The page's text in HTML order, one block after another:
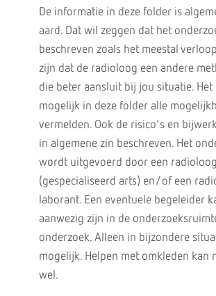
De informatie in deze folder is
aard. Dat wil zeggen dat het
beschreven zoals het meestal
zijn dat de radioloog een andere
die beter aansluit bij jou situatie. Het
mogelijk in deze folder alle
vermelden. Ook de risico's en
in algemene zin beschreven. Het
wordt uitgevoerd door een radioloog
(gespecialiseerd arts) en/of een
laborant. Een eventuele begeleider
aanwezig zijn in de
onderzoek. Alleen in bijzondere
mogelijk. Helpen met omkleden kan
wel.